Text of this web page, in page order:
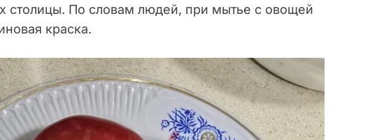
столицы. По словам людей, при мытье с овощей
краска.